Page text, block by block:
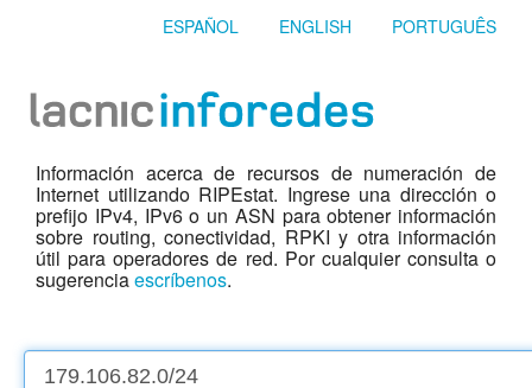
ESPAÑOL ENGLISH PORTUGUÊS
Información acerca de recursos de numeración de
Internet utilizando RIPEstat. Ingrese una dirección o
prefijo IPv4, IPv6 o un ASN para obtener información
sobre routing, conectividad, RPKI y otra información
útil para operadores de red. Por cualquier consulta o
sugerenciaescríbenos.